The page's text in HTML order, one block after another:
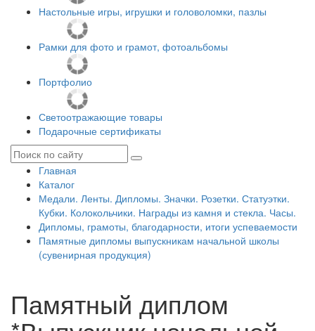
Настольные игры, игрушки и головоломки, пазлы
Рамки для фото и грамот, фотоальбомы
Портфолио
Светоотражающие товары
Подарочные сертификаты
Главная
Каталог
Медали. Ленты. Дипломы. Значки. Розетки. Статуэтки.
Кубки. Колокольчики. Награды из камня и стекла. Часы.
Дипломы, грамоты, благодарности, итоги успеваемости
Памятные дипломы выпускникам начальной школы
(сувенирная продукция)
Памятный диплом